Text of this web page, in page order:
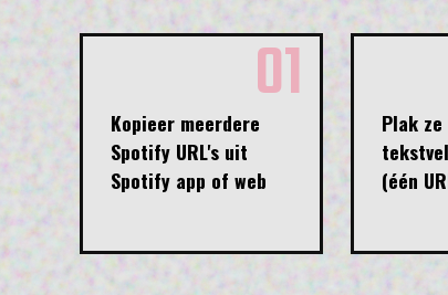
01
Kopieer meerdere
Spotify URL's uit
Spotify app of web
Plak
(één